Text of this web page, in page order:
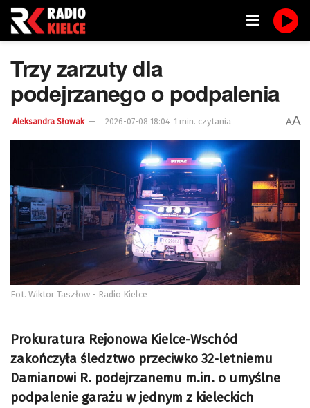
Trzy zarzuty dla
podejrzanego o podpalenia
Aleksandra Słowak 2026-07-08 18:04 1 min. czytania AA
Fot. Wiktor Taszłow - Radio Kielce
Prokuratura Rejonowa Kielce-Wschód
zakończyła śledztwo przeciwko 32-letniemu
Damianowi R. podejrzanemu m.in. o umyślne
podpalenie garażu w jednym z kieleckich